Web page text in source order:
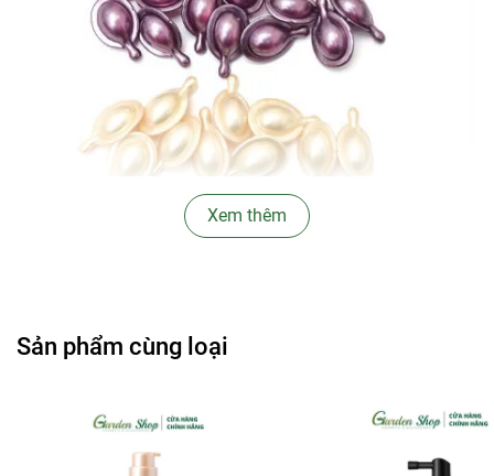
khác nhau, tuy nhiên mùi hương khác biệt ở đây là rất ít,
phải bạn nào thính mũi mởi ngửi thấy được, vì là mùi thảo
Xem thêm
Sản phẩm cùng loại